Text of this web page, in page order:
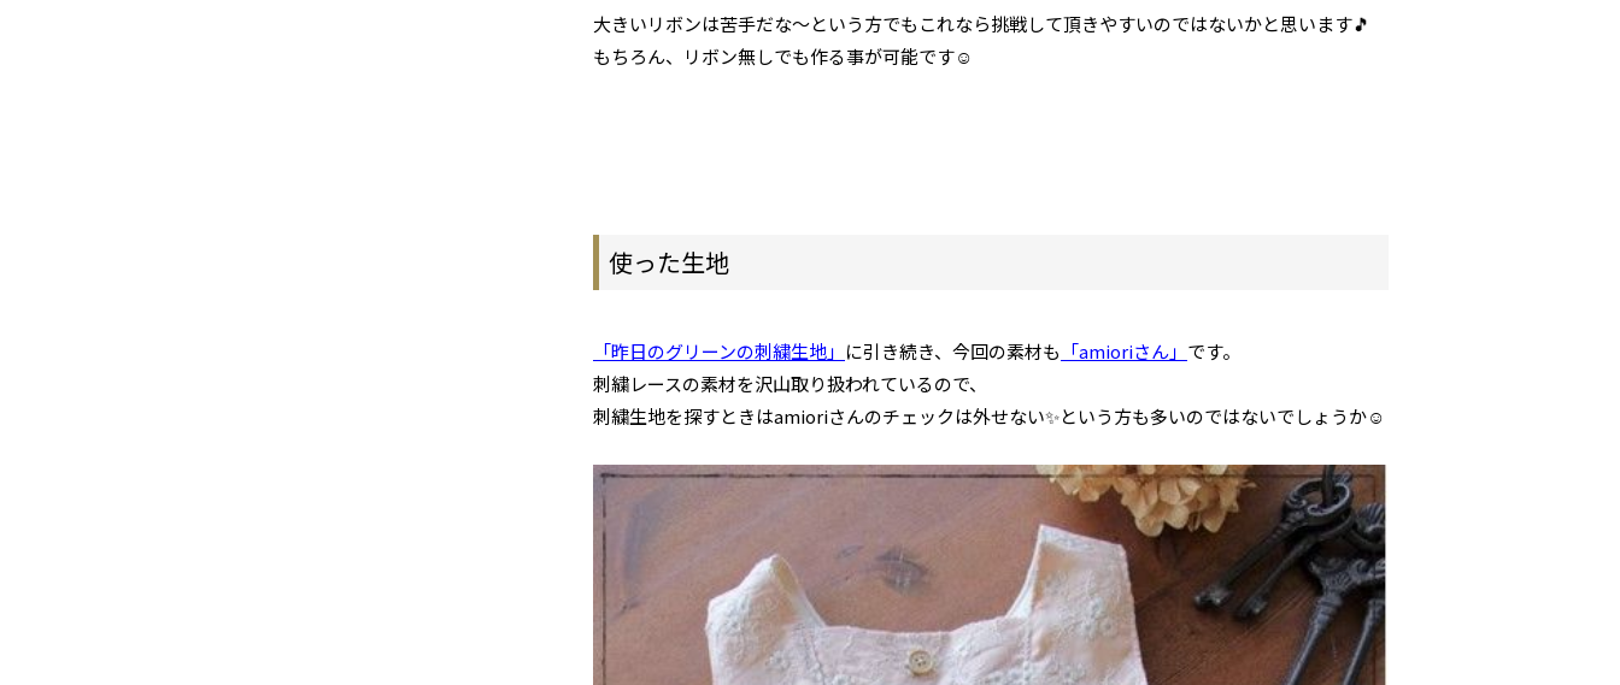
大きいリボンは苦手だな～という方でもこれなら挑戦して頂きやすいのではないかと思います🎵
もちろん、リボン無しでも作る事が可能です☺
使った生地
「昨日のグリーンの刺繍生地」 に引き続き、今回の素材も 「amioriさん」 です。
刺繍レースの素材を沢山取り扱われているので、
刺繍生地を探すときはamioriさんのチェックは外せない✨という方も多いのではないでしょうか☺